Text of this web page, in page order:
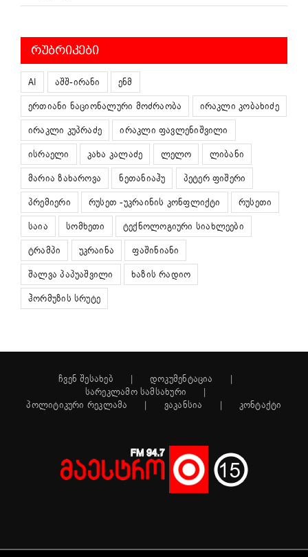
ᲠᲣᲑᲠᲘᲙᲔᲑᲘ
AI აშშ-ირანი
ენმ
ერთიანი ნაციონალური მოძრაობა
ირაკლი კობახიძე
ირაკლი კუპრაძე
ირაკლი ფავლენიშვილი
ისრაელი
კახა კალაძე ლელო
ლიბანი
მარია ზახაროვა
ნეთანიაჰუ
პეტერ ფიშერი
პრემიერი
რუსეთ -უკრაინის კონფლიქტი
რუსეთი
საია
სომხეთი
ტექნოლოგიური სიახლეები
ტრამპი
უკრაინა
ფაშინიანი
შალვა პაპუაშვილი
ხაზის რადიო
ჰორმუზის სრუტე
ჩვენ შესახებ
დოკუმენტაცია
სარეკლამო სამსახური
პოლიტიკური რეკლამა
ვაკანსია კონტაქტი